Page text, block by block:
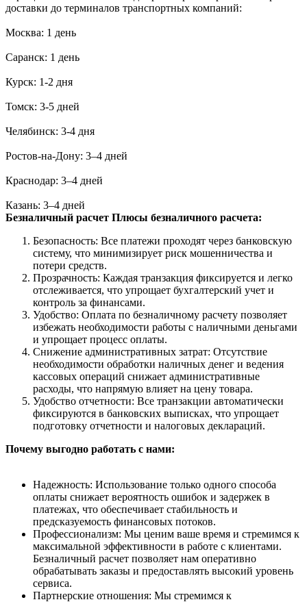
доставки до терминалов транспортных компаний:
Москва: 1 день
Саранск: 1 день
Курск: 1-2 дня
Томск: 3-5 дней
Челябинск: 3-4 дня
Ростов-на-Дону: 3–4 дней
Краснодар: 3–4 дней
Казань: 3–4 дней
Безналичный расчет Плюсы безналичного расчета:
Безопасность: Все платежи проходят через банковскую
систему, что минимизирует риск мошенничества и
потери средств.
Прозрачность: Каждая транзакция фиксируется и легко
отслеживается, что упрощает бухгалтерский учет и
контроль за финансами.
Удобство: Оплата по безналичному расчету позволяет
избежать необходимости работы с наличными деньгами
и упрощает процесс оплаты.
Снижение административных затрат: Отсутствие
необходимости обработки наличных денег и ведения
кассовых операций снижает административные
расходы, что напрямую влияет на цену товара.
Удобство отчетности: Все транзакции автоматически
фиксируются в банковских выписках, что упрощает
подготовку отчетности и налоговых деклараций.
Почему выгодно работать с нами:
Надежность: Использование только одного способа
оплаты снижает вероятность ошибок и задержек в
платежах, что обеспечивает стабильность и
предсказуемость финансовых потоков.
Профессионализм: Мы ценим ваше время и стремимся к
максимальной эффективности в работе с клиентами.
Безналичный расчет позволяет нам оперативно
обрабатывать заказы и предоставлять высокий уровень
сервиса.
Партнерские отношения: Мы стремимся к